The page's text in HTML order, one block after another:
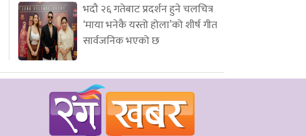
भदौ २६ गतेबाट प्रदर्शन हुने चलचित्र
‘माया भनेकै यस्तो होला’को शीर्ष गीत
सार्वजनिक भएको छ